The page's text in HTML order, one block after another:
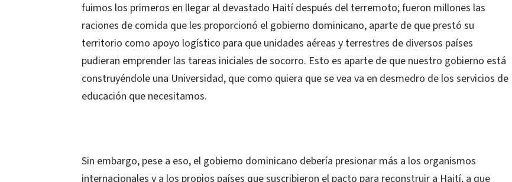
fuimos los primeros en llegar al devastado Haití después del terremoto; fueron millones las
raciones de comida que les proporcionó el gobierno dominicano, aparte de que prestó su
territorio como apoyo logístico para que unidades aéreas y terrestres de diversos países
pudieran emprender las tareas iniciales de socorro. Esto es aparte de que nuestro gobierno está
construyéndole una Universidad, que como quiera que se vea va en desmedro de los servicios de
educación que necesitamos.
Sin embargo, pese a eso, el gobierno dominicano debería presionar más a los organismos
internacionales y a los propios países que suscribieron el pacto para reconstruir a Haití, a que